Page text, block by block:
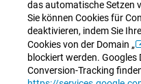
das automatische Setzen
Sie können Cookies für
deaktivieren, indem Sie
Cookies von der Domain „
blockiert werden.
Conversion-Tracking